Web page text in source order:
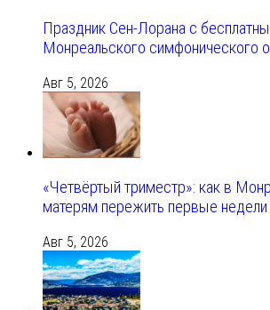
Праздник Сен-Лорана с
Монреальского симфонического
Авг 5, 2026
«Четвёртый триместр»: как в
матерям пережить первые
Авг 5, 2026